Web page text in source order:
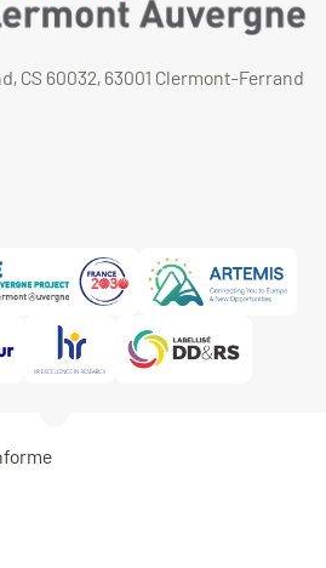
CS 60032, 63001 Clermont-Ferrand